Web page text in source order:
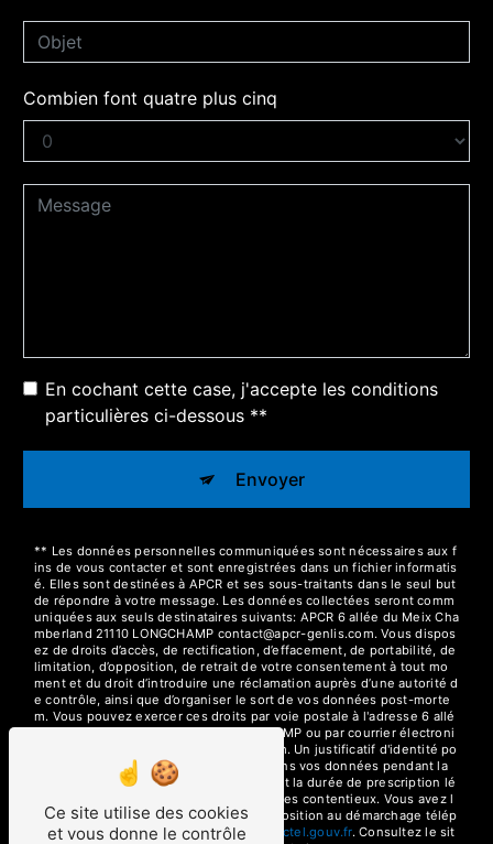
Combien font quatre plus cinq
En cochant cette case, j'accepte les conditions
particulières ci-dessous **
Envoyer
** Les données personnelles communiquées sont nécessaires aux f
ins de vous contacter et sont enregistrées dans un fichier informatis
é. Elles sont destinées à APCR et ses sous-traitants dans le seul but
de répondre à votre message. Les données collectées seront comm
uniquées aux seuls destinataires suivants: APCR 6 allée du Meix Cha
mberland 21110 LONGCHAMP contact@apcr-genlis.com. Vous dispos
ez de droits d’accès, de rectification, d’effacement, de portabilité, de
limitation, d’opposition, de retrait de votre consentement à tout mo
ment et du droit d’introduire une réclamation auprès d’une autorité d
e contrôle, ainsi que d’organiser le sort de vos données post-morte
m. Vous pouvez exercer ces droits par voie postale à l'adresse 6 allé
e du Meix Chamberland 21110 LONGCHAMP ou par courrier électroni
que à l'adresse contact@apcr-genlis.com. Un justificatif d'identité po
urra vous être demandé. Nous conservons vos données pendant la
période de prise de contact puis pendant la durée de prescription lé
gale aux fins probatoires et de gestion des contentieux. Vous avez l
e droit de vous inscrire sur la liste d'opposition au démarchage télép
honique, disponible à cette adresse:
Bloctel.gouv.fr. Consultez le sit
Ce site utilise des cookies
et vous donne le contrôle